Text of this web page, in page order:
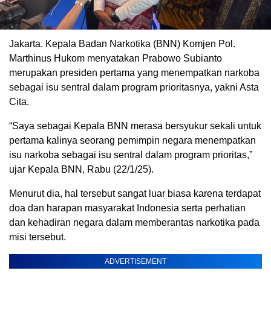
Jakarta. Kepala Badan Narkotika (BNN) Komjen Pol.
Marthinus Hukom menyatakan Prabowo Subianto
merupakan presiden pertama yang menempatkan narkoba
sebagai isu sentral dalam program prioritasnya, yakni Asta
Cita.
“Saya sebagai Kepala BNN merasa bersyukur sekali untuk
pertama kalinya seorang pemimpin negara menempatkan
isu narkoba sebagai isu sentral dalam program prioritas,”
ujar Kepala BNN, Rabu (22/1/25).
Menurut dia, hal tersebut sangat luar biasa karena terdapat
doa dan harapan masyarakat Indonesia serta perhatian
dan kehadiran negara dalam memberantas narkotika pada
misi tersebut.
ADVERTISEMENT